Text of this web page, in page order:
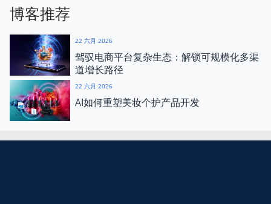
博客推荐
22 六月 2026
驾驭电商平台复杂生态：解锁可规模化多渠
道增长路径
22 六月 2026
AI如何重塑美妆个护产品开发